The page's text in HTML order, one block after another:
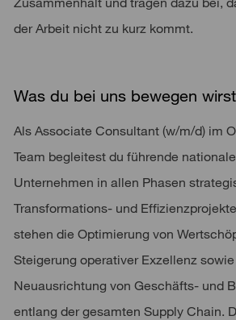
der Arbeit nicht zu kurz kommt.
Was du bei uns bewegen wirst
Als Associate Consultant (w/m/d) im
Team begleitest du führende
Unternehmen in allen Phasen
Transformations- und
stehen die Optimierung von
Steigerung operativer Exzellenz
Neuausrichtung von Geschäfts- und
entlang der gesamten Supply Chain.